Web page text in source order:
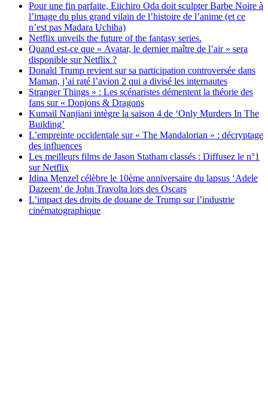
Pour une fin parfaite, Eiichiro Oda doit sculpter Barbe Noire à
l’image du plus grand vilain de l’histoire de l’anime (et ce
n’est pas Madara Uchiha)
Netflix unveils the future of the fantasy series.
Quand est-ce que « Avatar, le dernier maître de l’air » sera
disponible sur Netflix ?
Donald Trump revient sur sa participation controversée dans
Maman, j’ai raté l’avion 2 qui a divisé les internautes
Stranger Things » : Les scénaristes démentent la théorie des
fans sur « Donjons & Dragons
Kumail Nanjiani intègre la saison 4 de ‘Only Murders In The
Building’
L’empreinte occidentale sur « The Mandalorian » : décryptage
des influences
Les meilleurs films de Jason Statham classés : Diffusez le n°1
sur Netflix
Idina Menzel célèbre le 10ème anniversaire du lapsus ‘Adele
Dazeem’ de John Travolta lors des Oscars
L’impact des droits de douane de Trump sur l’industrie
cinématographique